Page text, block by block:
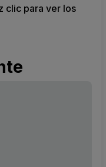
clic para ver los